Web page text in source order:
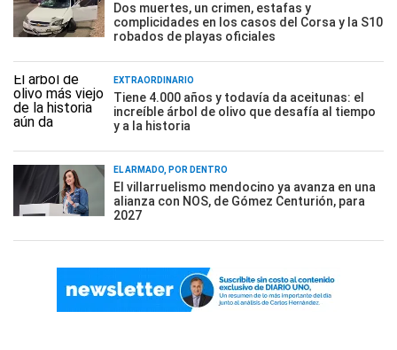
Dos muertes, un crimen, estafas y
complicidades en los casos del Corsa y la S10
robados de playas oficiales
EXTRAORDINARIO
Tiene 4.000 años y todavía da aceitunas: el
increíble árbol de olivo que desafía al tiempo
y a la historia
EL ARMADO, POR DENTRO
El villarruelismo mendocino ya avanza en una
alianza con NOS, de Gómez Centurión, para
2027